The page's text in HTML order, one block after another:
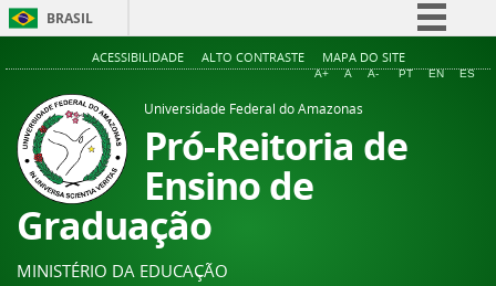
BRASIL
Simplifique!
Acesso à informação
ACESSIBILIDADE ALTO CONTRASTE MAPA DO SITE
A+ A A- PT EN ES
Universidade Federal do Amazonas
Pró-Reitoria de
Ensino de
Graduação
MINISTÉRIO DA EDUCAÇÃO